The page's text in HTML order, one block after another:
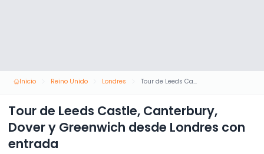
Inicio Reino Unido Londres Tour de Leeds Castle, Canterbury, Dover y Greenwich desde Londres con entrada
Tour de Leeds Castle, Canterbury,
Dover y Greenwich desde Londres con
entrada